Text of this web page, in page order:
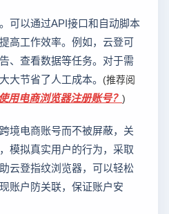
可以通过API接口和自动脚本
高工作效率。例如，云登可
、查看数据等任务。对于需
大节省了人工成本。 (推荐阅
用电商浏览器注册账号？ )
境电商账号而不被屏蔽，关
模拟真实用户的行为，采取
云登指纹浏览器，可以轻松
账户防关联，保证账户安